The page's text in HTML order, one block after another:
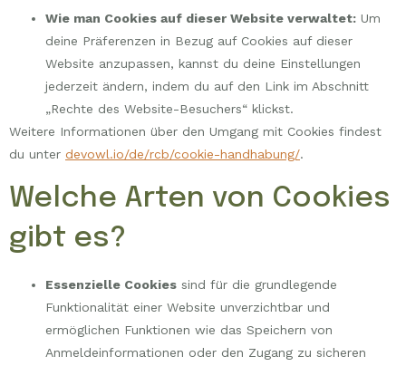
Wie man Cookies auf dieser Website verwaltet: Um
deine Präferenzen in Bezug auf Cookies auf dieser
Website anzupassen, kannst du deine Einstellungen
jederzeit ändern, indem du auf den Link im Abschnitt
„Rechte des Website-Besuchers“ klickst.
Weitere Informationen über den Umgang mit Cookies findest
du unter devowl.io/de/rcb/cookie-handhabung/.
Welche Arten von Cookies
gibt es?
Essenzielle Cookies sind für die grundlegende
Funktionalität einer Website unverzichtbar und
ermöglichen Funktionen wie das Speichern von
Anmeldeinformationen oder den Zugang zu sicheren